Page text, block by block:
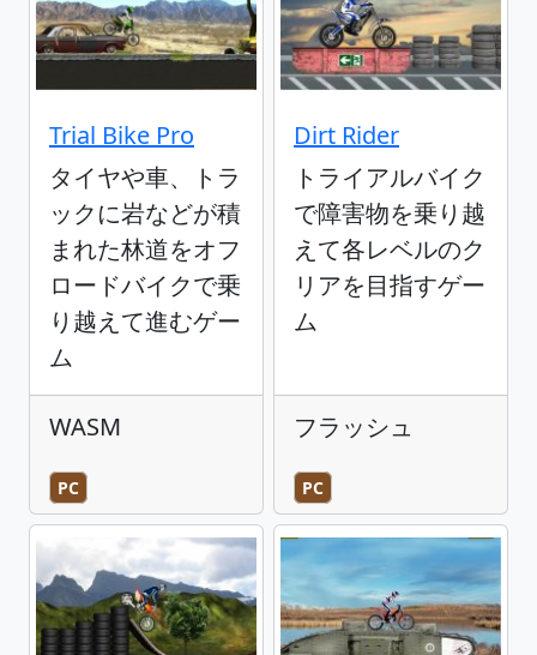
Trial Bike Pro
タイヤや車、トラ
ックに岩などが積
まれた林道をオフ
ロードバイクで乗
り越えて進むゲー
ム
WASM
PC
Dirt Rider
トライアルバイク
で障害物を乗り越
えて各レベルのク
リアを目指すゲー
ム
フラッシュ
PC